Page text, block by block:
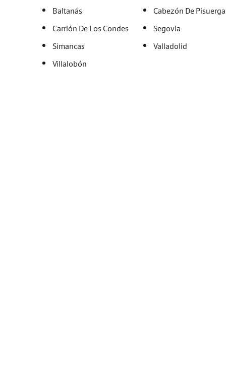
Baltanás
Cabezón De Pisuerga
Carrión De Los Condes
Segovia
Simancas
Valladolid
Villalobón